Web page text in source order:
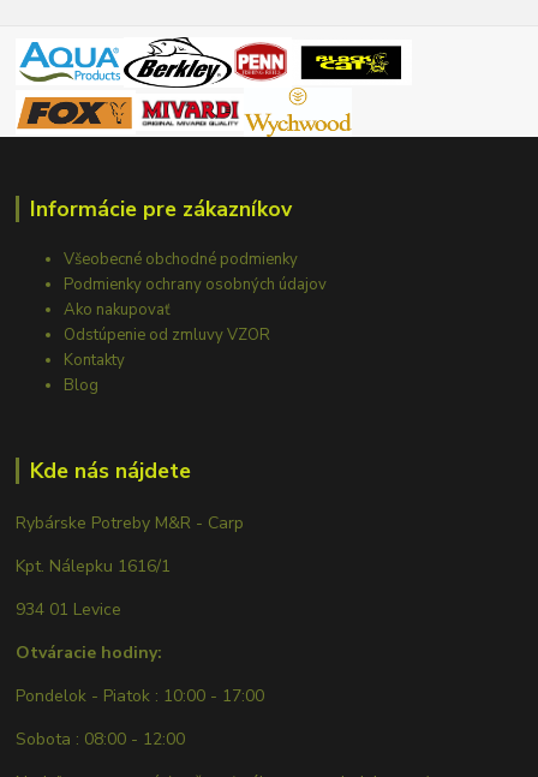
Informácie pre zákazníkov
Všeobecné obchodné podmienky
Podmienky ochrany osobných údajov
Ako nakupovať
Odstúpenie od zmluvy VZOR
Kontakty
Blog
Kde nás nájdete
Rybárske Potreby M&R - Carp
Kpt. Nálepku 1616/1
934 01 Levice
Otváracie hodiny:
Pondelok - Piatok : 10:00 - 17:00
Sobota : 08:00 - 12:00